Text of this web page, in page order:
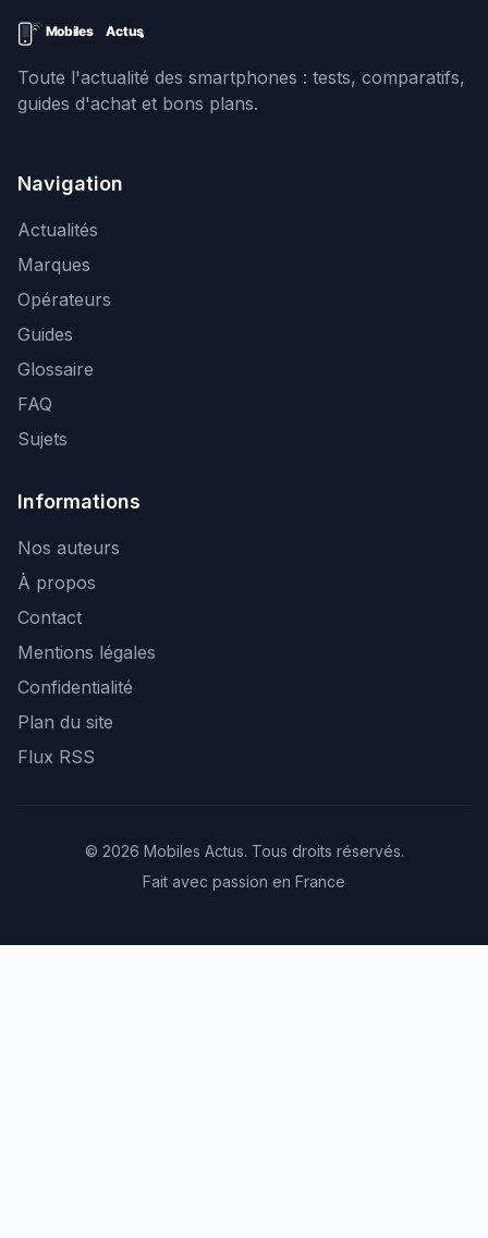
Toute l'actualité des smartphones : tests, comparatifs,
guides d'achat et bons plans.
Navigation
Actualités
Marques
Opérateurs
Guides
Glossaire
FAQ
Sujets
Informations
Nos auteurs
À propos
Contact
Mentions légales
Confidentialité
Plan du site
Flux RSS
© 2026 Mobiles Actus. Tous droits réservés.
Fait avec passion en France